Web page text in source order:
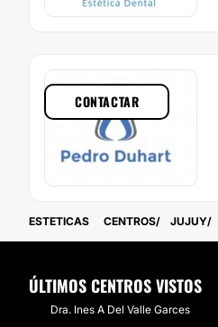
CONTACTAR
ESTETICAS CENTROS JUJUY
ÚLTIMOS CENTROS VISTOS
Dra. Ines A Del Valle Garces